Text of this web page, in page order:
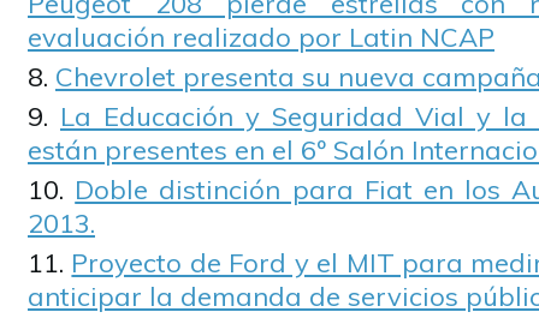
evaluación realizado por Latin NCAP
Chevrolet presenta su nueva
La Educación y Seguridad Vial y la
están presentes en el 6º Salón
Doble distinción para Fiat en los
2013.
Proyecto de Ford y el MIT para
anticipar la demanda de servicios